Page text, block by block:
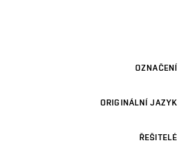
OZNAČENÍ
ORIGINÁLNÍ JAZYK
ŘEŠITELÉ